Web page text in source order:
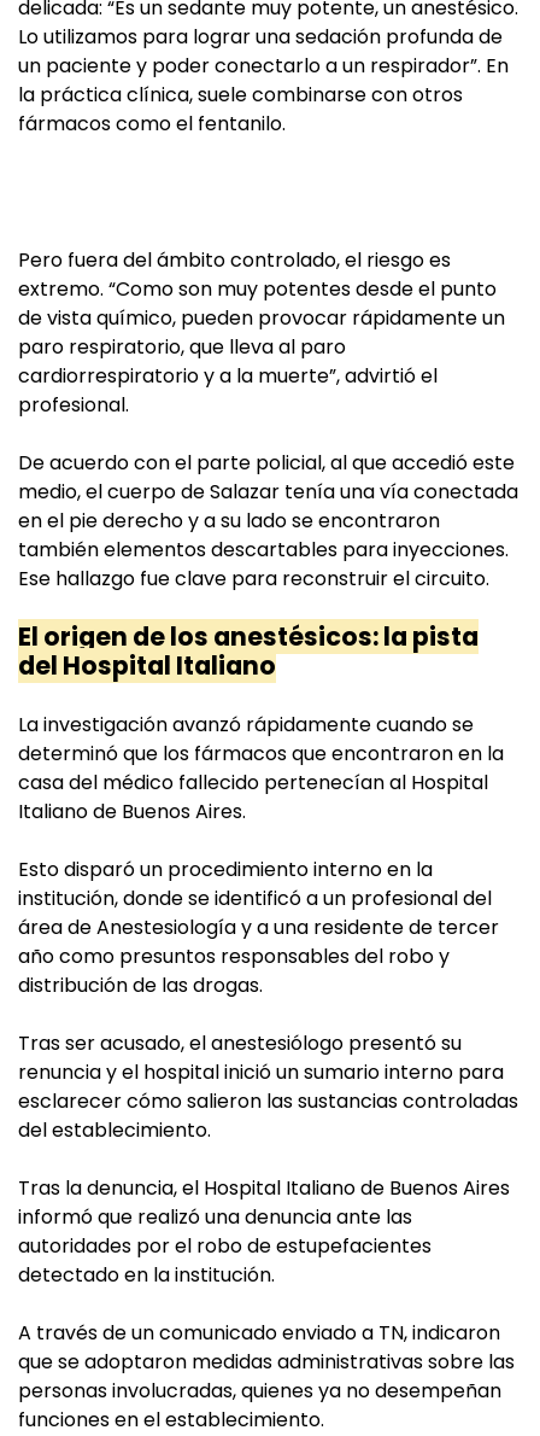
delicada: “Es un sedante muy potente, un anestésico.
Lo utilizamos para lograr una sedación profunda de
un paciente y poder conectarlo a un respirador”. En
la práctica clínica, suele combinarse con otros
fármacos como el fentanilo.
Pero fuera del ámbito controlado, el riesgo es
extremo. “Como son muy potentes desde el punto
de vista químico, pueden provocar rápidamente un
paro respiratorio, que lleva al paro
cardiorrespiratorio y a la muerte”, advirtió el
profesional.
De acuerdo con el parte policial, al que accedió este
medio, el cuerpo de Salazar tenía una vía conectada
en el pie derecho y a su lado se encontraron
también elementos descartables para inyecciones.
Ese hallazgo fue clave para reconstruir el circuito.
El origen de los anestésicos: la pista
del Hospital Italiano
La investigación avanzó rápidamente cuando se
determinó que los fármacos que encontraron en la
casa del médico fallecido pertenecían al Hospital
Italiano de Buenos Aires.
Esto disparó un procedimiento interno en la
institución, donde se identificó a un profesional del
área de Anestesiología y a una residente de tercer
año como presuntos responsables del robo y
distribución de las drogas.
Tras ser acusado, el anestesiólogo presentó su
renuncia y el hospital inició un sumario interno para
esclarecer cómo salieron las sustancias controladas
del establecimiento.
Tras la denuncia, el Hospital Italiano de Buenos Aires
informó que realizó una denuncia ante las
autoridades por el robo de estupefacientes
detectado en la institución.
A través de un comunicado enviado a TN, indicaron
que se adoptaron medidas administrativas sobre las
personas involucradas, quienes ya no desempeñan
funciones en el establecimiento.